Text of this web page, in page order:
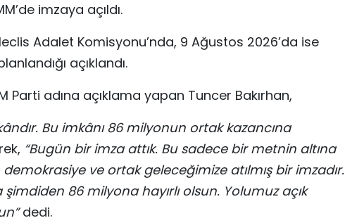
imzaya açıldı.
Adalet Komisyonu’nda, 9 Ağustos 2026’da ise
açıklandı.
Parti adına açıklama yapan Tuncer Bakırhan,
Bu imkânı 86 milyonun ortak kazancına
“Bugün bir imza attık. Bu sadece bir metnin altına
demokrasiye ve ortak geleceğimize atılmış bir imzadır.
86 milyona hayırlı olsun. Yolumuz açık
dedi.